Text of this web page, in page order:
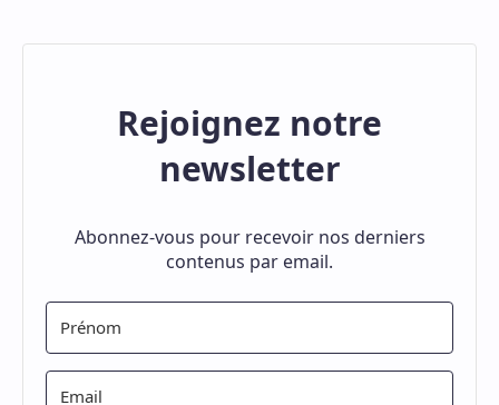
Rejoignez notre
newsletter
Abonnez-vous pour recevoir nos derniers
contenus par email.